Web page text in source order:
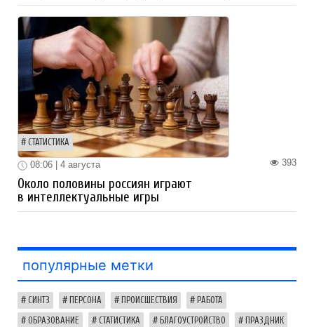
СТАТИСТИКА
393
08:06 | 4 августа
Около половины россиян играют
в интеллектуальные игры
популярные метки
СИНТЗ ПЕРСОНА ПРОИСШЕСТВИЯ РАБОТА
ОБРАЗОВАНИЕ СТАТИСТИКА БЛАГОУСТРОЙСТВО ПРАЗДНИК